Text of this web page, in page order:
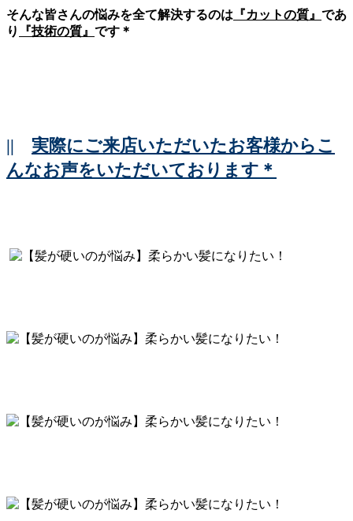
そんな皆さんの悩みを全て解決するのは 『カットの質』 であ
り
『技術の質』 です＊
|| 実際にご来店いただいたお客様からこ
んなお声をいただいております＊